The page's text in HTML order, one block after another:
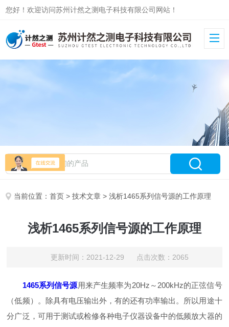
您好！欢迎访问苏州计然之测电子科技有限公司网站！
当前位置：首页 >技术文章 > 浅析1465系列信号源的工作原理
浅析1465系列信号源的工作原理
更新时间：2021-12-29 点击次数：2065
1465系列信号源用来产生频率为20Hz～200kHz的正弦信号
（低频）。除具有电压输出外，有的还有功率输出。所以用途十
分广泛，可用于测试或检修各种电子仪器设备中的低频放大器的